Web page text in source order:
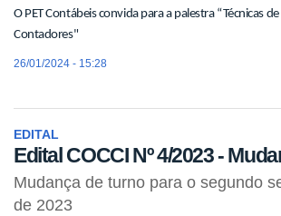
O PET Contábeis convida para a palestra “Técnicas
Contadores"
26/01/2024 - 15:28
EDITAL
Edital COCCI Nº 4/2023 -
Mudança de turno para o segundo
de 2023